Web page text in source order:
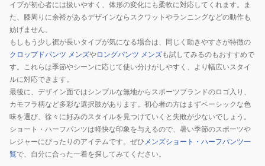
イプが初心者には扱いやすく、体形の変化にも柔軟に対応してくれます。ま
た、膝周りに余裕があるデザインならスクワットやランニングなどの動作も
妨げません。
もしもう少し裾が長いタイプが気になる場合は、同じく動きやすさが特徴の
クロップドパンツ メンズやロングパンツ メンズも試してみるのもおすすめで
す。これらは季節やシーンに応じて使い分けがしやすく、より幅広いスタイ
ルに対応できます。
最後に、デザイン面ではシンプルな無地からスポーツブランドのロゴ入り、
カモフラ柄など多彩な選択肢があります。初心者の方はまずベーシックな色
味を選び、徐々に好みのスタイルを見つけていくと失敗が少ないでしょう。
ショート・ハーフパンツは軽快な印象を与えるので、暑い季節のスポーツや
レジャーにぴったりのアイテムです。ぜひ メンズショート・ハーフパンツ一
覧で、自分に合った一着を探してみてください。